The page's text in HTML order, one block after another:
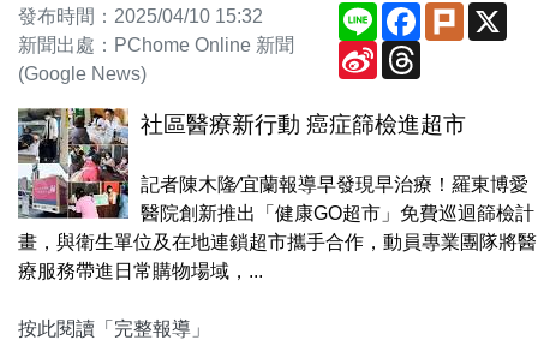
發布時間：2025/04/10 15:32
新聞出處：PChome Online 新聞
(Google News)
Line Facebook
Plurk
Sina
Weibo
社區醫療新行動 癌症篩檢進超市
記者陳木隆∕宜蘭報導早發現早治療！羅東博愛
醫院創新推出「健康GO超市」免費巡迴篩檢計
畫，與衛生單位及在地連鎖超市攜手合作，動員專業團隊將醫
療服務帶進日常購物場域，...
按此閱讀「完整報導」